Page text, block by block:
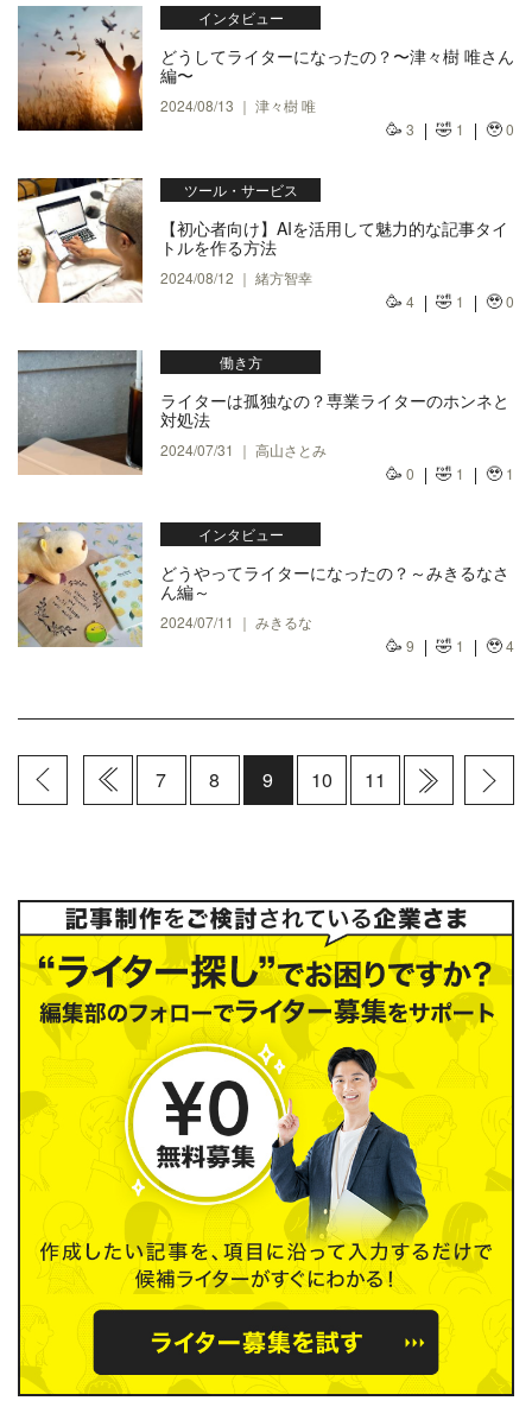
インタビュー
どうしてライターになったの？〜津々樹 唯さん
編〜
2024/08/13 ｜ 津々樹 唯
🥳 3 🤣 1 🥹0
ツール・サービス
【初心者向け】AIを活用して魅力的な記事タイ
トルを作る方法
2024/08/12 ｜ 緒方智幸
🥳 4 🤣 1 🥹0
働き方
ライターは孤独なの？専業ライターのホンネと
対処法
2024/07/31 ｜ 高山さとみ
🥳 0 🤣 1 🥹 1
インタビュー
どうやってライターになったの？～みきるなさ
ん編～
2024/07/11 ｜ みきるな
🥳 9 🤣 1 🥹4
7 8 9 10 11